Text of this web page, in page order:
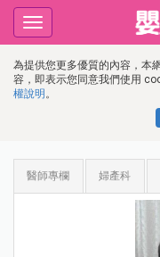
為提供您更多優質的內容，本
容，即表示您同意我們使用
權說明 。
Toggle
navigation
醫師專欄 婦產科